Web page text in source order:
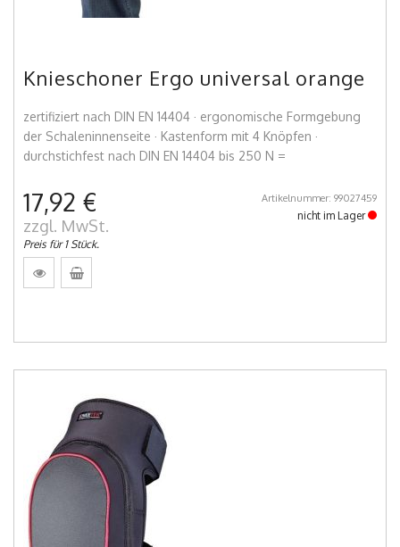
Knieschoner Ergo universal orange
zertifiziert nach DIN EN 14404 · ergonomische Formgebung
der Schaleninnenseite · Kastenform mit 4 Knöpfen ·
durchstichfest nach DIN EN 14404 bis 250 N =
17,92 €
zzgl. MwSt.
Preis für 1 Stück.
Artikelnummer: 99027459
nicht im Lager